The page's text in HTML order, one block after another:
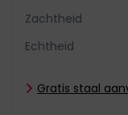
Zachtheid
Echtheid
Gratis staal